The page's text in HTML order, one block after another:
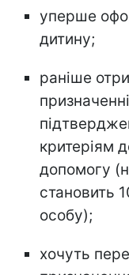
уперше
дитину;
раніше
критеріям
допомогу
становить
особу);
хочуть